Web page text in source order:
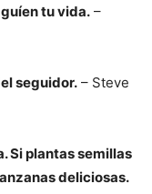
tu vida. –
seguidor. – Steve
Si plantas semillas
deliciosas.